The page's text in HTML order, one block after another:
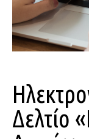
Δελτίο